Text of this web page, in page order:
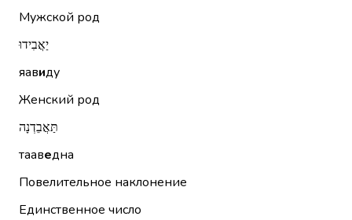
Мужской род
יַאֲבִידוּ
яавиду
Женский род
תַּאֲבֵדְנָה
тааведна
Повелительное наклонение
Единственное число